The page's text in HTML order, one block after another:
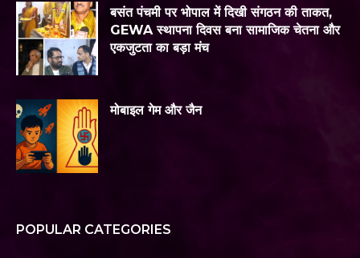
बसंत पंचमी पर भोपाल में दिखी संगठन की ताकत,
GEWA स्थापना दिवस बना सामाजिक चेतना और
एकजुटता का बड़ा मंच
मोबाइल गेम और जैन
POPULAR CATEGORIES